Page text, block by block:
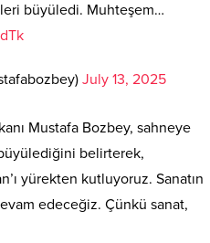
büyüledi. Muhteşem…
July 13, 2025
Mustafa Bozbey, sahneye
belirterek,
yürekten kutluyoruz. Sanatın
edeceğiz. Çünkü sanat,